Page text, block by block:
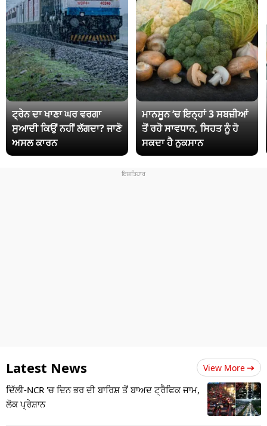
ਟ੍ਰੇਨ ਦਾ ਖਾਣਾ ਘਰ ਵਰਗਾ
ਸੁਆਦੀ ਕਿਉਂ ਨਹੀਂ ਲੱਗਦਾ? ਜਾਣੋ
ਅਸਲ ਕਾਰਨ
ਮਾਨਸੂਨ ‘ਚ ਇਨ੍ਹਾਂ 3 ਸਬਜ਼ੀਆਂ
ਤੋਂ ਰਹੋ ਸਾਵਧਾਨ, ਸਿਹਤ ਨੂੰ ਹੋ
ਸਕਦਾ ਹੈ ਨੁਕਸਾਨ
Latest News View More
ਦਿੱਲੀ-NCR 'ਚ ਦਿਨ ਭਰ ਦੀ ਬਾਰਿਸ਼ ਤੋਂ ਬਾਅਦ ਟ੍ਰੈਫਿਕ ਜਾਮ,
ਲੋਕ ਪ੍ਰੇਸ਼ਾਨ